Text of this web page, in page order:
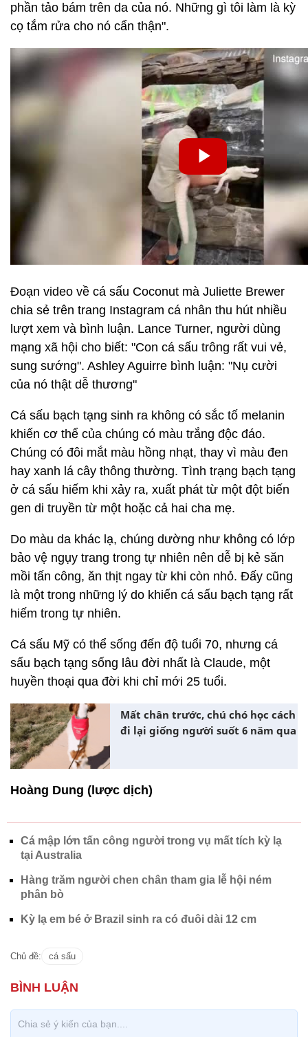
phần tảo bám trên da của nó. Những gì tôi làm là kỳ
cọ tắm rửa cho nó cẩn thận".
Đoạn video về cá sấu Coconut mà Juliette Brewer
chia sẻ trên trang Instagram cá nhân thu hút nhiều
lượt xem và bình luận. Lance Turner, người dùng
mạng xã hội cho biết: "Con cá sấu trông rất vui vẻ,
sung sướng". Ashley Aguirre bình luận: "Nụ cười
của nó thật dễ thương"
Cá sấu bạch tạng sinh ra không có sắc tố melanin
khiến cơ thể của chúng có màu trắng độc đáo.
Chúng có đôi mắt màu hồng nhạt, thay vì màu đen
hay xanh lá cây thông thường. Tình trạng bạch tạng
ở cá sấu hiếm khi xảy ra, xuất phát từ một đột biến
gen di truyền từ một hoặc cả hai cha mẹ.
Do màu da khác lạ, chúng dường như không có lớp
bảo vệ ngụy trang trong tự nhiên nên dễ bị kẻ săn
mồi tấn công, ăn thịt ngay từ khi còn nhỏ. Đấy cũng
là một trong những lý do khiến cá sấu bạch tạng rất
hiếm trong tự nhiên.
Cá sấu Mỹ có thể sống đến độ tuổi 70, nhưng cá
sấu bạch tạng sống lâu đời nhất là Claude, một
huyền thoại qua đời khi chỉ mới 25 tuổi.
Mất chân trước, chú chó học cách
đi lại giống người suốt 6 năm qua
Hoàng Dung (lược dịch)
Cá mập lớn tấn công người trong vụ mất tích kỳ lạ
tại Australia
Hàng trăm người chen chân tham gia lễ hội ném
phân bò
Kỳ lạ em bé ở Brazil sinh ra có đuôi dài 12 cm
Chủ đề: cá sấu